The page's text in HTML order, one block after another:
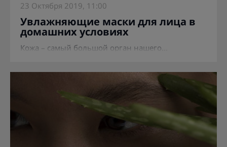
23 Октября 2019, 11:00
Увлажняющие маски для лица в
домашних условиях
Кожа – самый большой орган нашего...